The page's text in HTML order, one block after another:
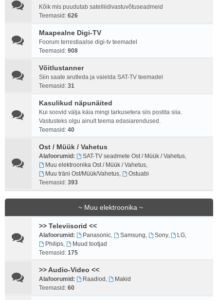
Kõik mis puudutab satelliidivastuvõtuseadmeid
Teemasid: 626
Maapealne Digi-TV
Foorum terrestiaalse digi-tv teemadel
Teemasid: 908
Võitlustanner
Siin saate arutleda ja vaielda SAT-TV teemadel
Teemasid: 31
Kasulikud näpunäited
Kui soovid välja käia mingi tarkusetera siis postita siia.
Vastusteks olgu ainult teema edasiarendused.
Teemasid: 40
Ost / Müük / Vahetus
Alafoorumid: SAT-TV seadmete Ost / Müük / Vahetus,
Muu elektroonika Ost / Müük / Vahetus,
Muu träni Ost/Müük/Vahetus,
Ostuabi
Teemasid: 393
~ Muu elektroonika ~
>> Televiisorid <<
Alafoorumid: Panasonic, Samsung Sony, LG
Philips,
Muud tootjad
Teemasid: 175
>> Audio-Video <<
Alafoorumid: Raadiod
Makid
Teemasid: 60